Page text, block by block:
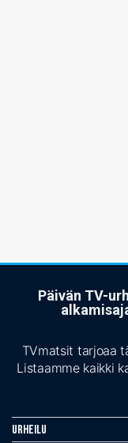
Päivän TV-
TVmatsit tarjoaa
Listaamme kaikki
Urheilu